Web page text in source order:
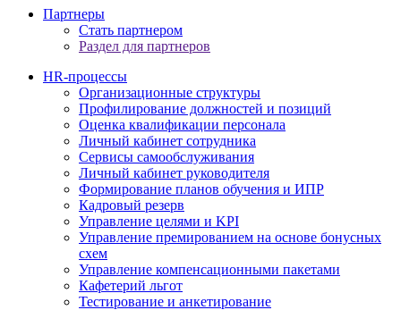
Партнеры
Стать партнером
Раздел для партнеров
HR-процессы
Организационные структуры
Профилирование должностей и позиций
Оценка квалификации персонала
Личный кабинет сотрудника
Сервисы самообслуживания
Личный кабинет руководителя
Формирование планов обучения и ИПР
Кадровый резерв
Управление целями и KPI
Управление премированием на основе бонусных
схем
Управление компенсационными пакетами
Кафетерий льгот
Тестирование и анкетирование